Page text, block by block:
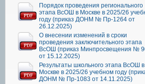
Порядок проведения регионального
этапа ВсОШ в Москве в 2025/26
году (приказ ДОНМ № Пр-1264 от
26.12.2025)
О внесении изменений в сроки
проведения заключительного этапа
ВсОШ (приказ Минпросвещения №
от 15.12.2025)
Результаты школьного этапа ВсОШ в
Москве в 2025/26 учебном году
ДОНМ № Пр-1083 от 14.11.2025)